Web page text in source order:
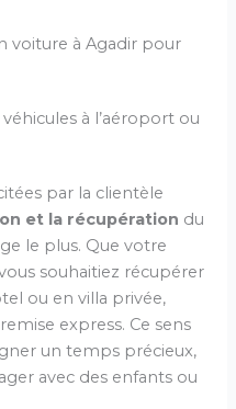
voiture à Agadir pour
à l’aéroport ou
par la clientèle
et la récupération du
le plus. Que votre
souhaitiez récupérer
ou en villa privée,
express. Ce sens
un temps précieux,
avec des enfants ou